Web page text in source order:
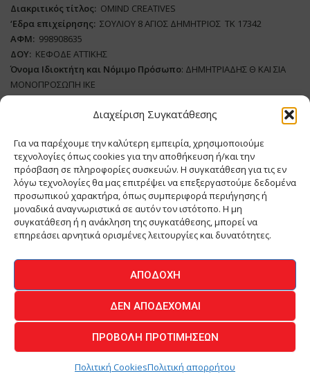
Διαχείριση Συγκατάθεσης
Για να παρέχουμε την καλύτερη εμπειρία, χρησιμοποιούμε
τεχνολογίες όπως cookies για την αποθήκευση ή/και την
πρόσβαση σε πληροφορίες συσκευών. Η συγκατάθεση για τις εν
λόγω τεχνολογίες θα μας επιτρέψει να επεξεργαστούμε δεδομένα
προσωπικού χαρακτήρα, όπως συμπεριφορά περιήγησης ή
μοναδικά αναγνωριστικά σε αυτόν τον ιστότοπο. Η μη
συγκατάθεση ή η ανάκληση της συγκατάθεσης, μπορεί να
επηρεάσει αρνητικά ορισμένες λειτουργίες και δυνατότητες.
ΑΠΟΔΟΧΉ
ΔΕΝ ΑΠΟΔΈΧΟΜΑΙ
ΠΡΟΒΟΛΉ ΠΡΟΤΙΜΉΣΕΩΝ
Πολιτική CookiesΠολιτική απορρήτου
Διακριτικός τίτλος: ΟΜΙΝD CREATIVES
‘Eδρα επιχείρησης: ΣΟΥΛΙΟΥ 8 ΑΓΙΟΣ ΔΗΜΗΤΡΙΟΣ ΤΚ 17342
ΑΦΜ: 998908635
ΔΟΥ: ΚΕΦΟΔΕ ΑΤΤΙΚΗΣ
Όνομα Ιδιοκτήτη και Νόμιμο Πρόσωπο: ΔΗΜΗΤΡΙΑΔΗΣ Θ ΚΑΙ ΣΙΑ
ΜΟΝΟΠΡΟΣΩΠΗ ΙΚΕ
Διευθυντής Σύνταξης:ΑΘΑΝΑΣΙΟΣ ΑΝΤΩΝΙΟΥ
ΔικαιούχοςDomain:ΔΗΜΗΤΡΙΑΔΗΣ Θ ΚΑΙ ΣΙΑ ΜΟΝΟΠΡΟΣΩΠΗ ΙΚΕ
Διευθυντής: ΕΥΘΥΜΙΑΤΟΥ ΜΑΡΙΑ
Διαχειριστής:
ΕΥΘΥΜΙΑΤΟΥ ΜΑΡΙΑ
Δήλωση Συμμόρφωσης
ΕΠΙΚΟΙΝΩΝΙΑ
© 2026 - All Rights Reserved -Πολιτική Απορρήτου
Powered byBYTE A COOKIE